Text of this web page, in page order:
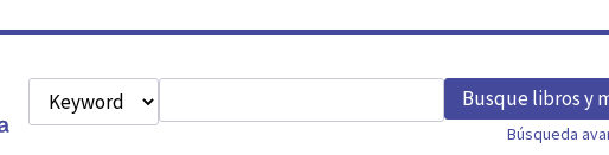
Search type
Busque libros y
Búsqueda